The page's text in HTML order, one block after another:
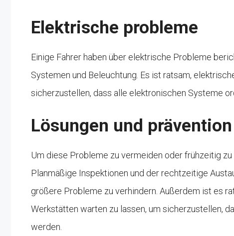
Elektrische probleme
Einige Fahrer haben über elektrische Probleme
Systemen und Beleuchtung. Es ist ratsam,
sicherzustellen, dass alle elektronischen Systeme
Lösungen und prävention
Um diese Probleme zu vermeiden oder frühzeitig
Planmäßige Inspektionen und der rechtzeitige
größere Probleme zu verhindern. Außerdem ist es
Werkstätten warten zu lassen, um sicherzustellen,
werden.